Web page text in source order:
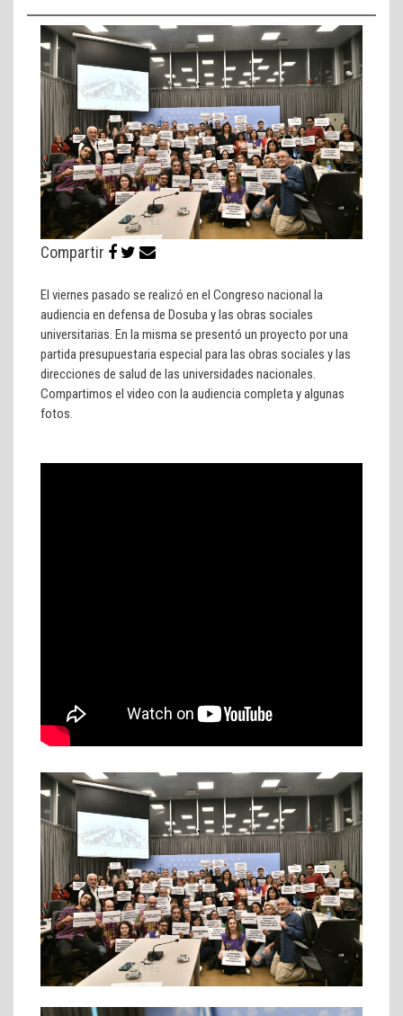
Compartir
El viernes pasado se realizó en el Congreso nacional la
audiencia en defensa de Dosuba y las obras sociales
universitarias. En la misma se presentó un proyecto por una
partida presupuestaria especial para las obras sociales y las
direcciones de salud de las universidades nacionales.
Compartimos el video con la audiencia completa y algunas
fotos.